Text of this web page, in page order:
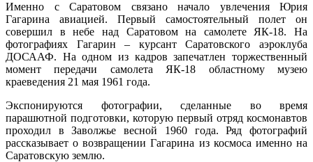
Именно с Саратовом связано начало увлечения Юрия
Гагарина авиацией. Первый самостоятельный полет он
совершил в небе над Саратовом на самолете ЯК-18. На
фотографиях Гагарин – курсант Саратовского аэроклуба
ДОСААФ. На одном из кадров запечатлен торжественный
момент передачи самолета ЯК-18 областному музею
краеведения 21 мая 1961 года.
Экспонируются фотографии, сделанные во время
парашютной подготовки, которую первый отряд космонавтов
проходил в Заволжье весной 1960 года. Ряд фотографий
рассказывает о возвращении Гагарина из космоса именно на
Саратовскую землю.